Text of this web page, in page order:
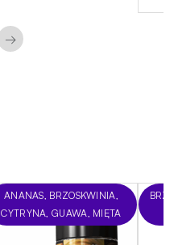
→
ANANAS, BRZOSKWINIA,
CYTRYNA, GUAWA, MIĘTA